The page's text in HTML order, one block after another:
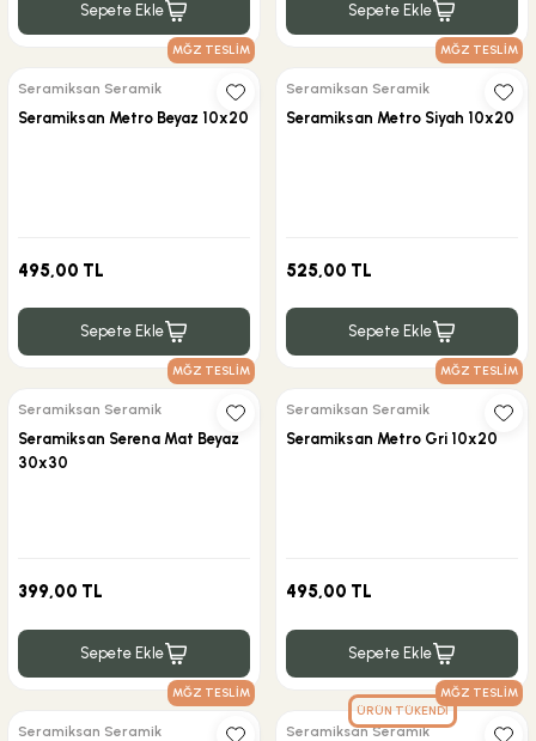
Sepete Ekle Sepete Ekle
MĞZ TESLİM
Seramiksan Seramik
Seramiksan Metro Beyaz 10x20
495,00 TL
Sepete Ekle
MĞZ TESLİM
Seramiksan Seramik
Seramiksan Metro Siyah 10x20
525,00 TL
Sepete Ekle
MĞZ TESLİM
Seramiksan Seramik
Seramiksan Serena Mat Beyaz
30x30
399,00 TL
Sepete Ekle
MĞZ TESLİM
Seramiksan Seramik
Seramiksan Metro Gri 10x20
495,00 TL
Sepete Ekle
MĞZ TESLİM
Seramiksan Seramik
ÜRÜN TÜKENDİ
MĞZ TESLİM
Seramiksan Seramik